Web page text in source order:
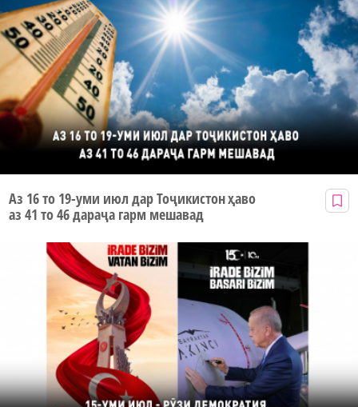
Аз 16 то 19-уми июл дар Тоҷикистон ҳаво
аз 41 то 46 дараҷа гарм мешавад